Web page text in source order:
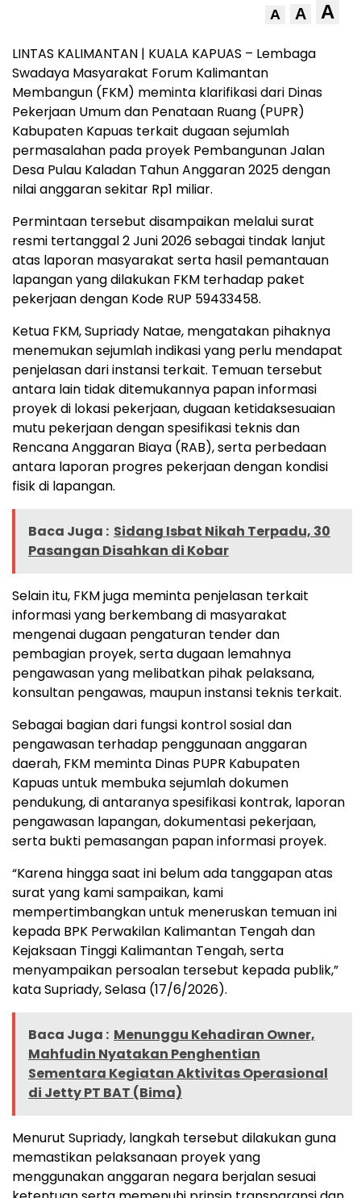
A A A
LINTAS KALIMANTAN | KUALA KAPUAS – Lembaga
Swadaya Masyarakat Forum Kalimantan
Membangun (FKM) meminta klarifikasi dari Dinas
Pekerjaan Umum dan Penataan Ruang (PUPR)
Kabupaten Kapuas terkait dugaan sejumlah
permasalahan pada proyek Pembangunan Jalan
Desa Pulau Kaladan Tahun Anggaran 2025 dengan
nilai anggaran sekitar Rp1 miliar.
Permintaan tersebut disampaikan melalui surat
resmi tertanggal 2 Juni 2026 sebagai tindak lanjut
atas laporan masyarakat serta hasil pemantauan
lapangan yang dilakukan FKM terhadap paket
pekerjaan dengan Kode RUP 59433458.
Ketua FKM, Supriady Natae, mengatakan pihaknya
menemukan sejumlah indikasi yang perlu mendapat
penjelasan dari instansi terkait. Temuan tersebut
antara lain tidak ditemukannya papan informasi
proyek di lokasi pekerjaan, dugaan ketidaksesuaian
mutu pekerjaan dengan spesifikasi teknis dan
Rencana Anggaran Biaya (RAB), serta perbedaan
antara laporan progres pekerjaan dengan kondisi
fisik di lapangan.
Baca Juga : Sidang Isbat Nikah Terpadu, 30
Pasangan Disahkan di Kobar
Selain itu, FKM juga meminta penjelasan terkait
informasi yang berkembang di masyarakat
mengenai dugaan pengaturan tender dan
pembagian proyek, serta dugaan lemahnya
pengawasan yang melibatkan pihak pelaksana,
konsultan pengawas, maupun instansi teknis terkait.
Sebagai bagian dari fungsi kontrol sosial dan
pengawasan terhadap penggunaan anggaran
daerah, FKM meminta Dinas PUPR Kabupaten
Kapuas untuk membuka sejumlah dokumen
pendukung, di antaranya spesifikasi kontrak, laporan
pengawasan lapangan, dokumentasi pekerjaan,
serta bukti pemasangan papan informasi proyek.
“Karena hingga saat ini belum ada tanggapan atas
surat yang kami sampaikan, kami
mempertimbangkan untuk meneruskan temuan ini
kepada BPK Perwakilan Kalimantan Tengah dan
Kejaksaan Tinggi Kalimantan Tengah, serta
menyampaikan persoalan tersebut kepada publik,”
kata Supriady, Selasa (17/6/2026).
Baca Juga : Menunggu Kehadiran Owner,
Mahfudin Nyatakan Penghentian
Sementara Kegiatan Aktivitas Operasional
di Jetty PT BAT (Bima)
Menurut Supriady, langkah tersebut dilakukan guna
memastikan pelaksanaan proyek yang
menggunakan anggaran negara berjalan sesuai